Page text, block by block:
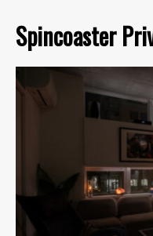
Spincoaster